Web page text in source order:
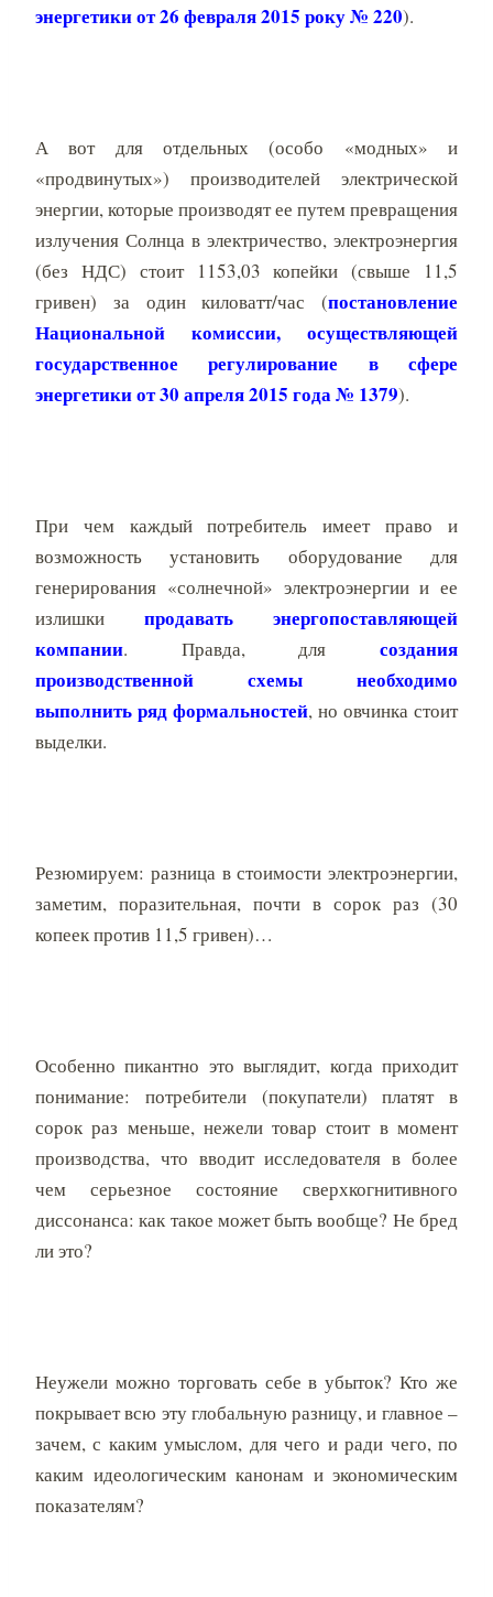
энергетики от 26 февраля 2015 року № 220).
А вот для отдельных (особо «модных» и
«продвинутых») производителей электрической
энергии, которые производят ее путем превращения
излучения Солнца в электричество, электроэнергия
(без НДС) стоит 1153,03 копейки (свыше 11,5
гривен) за один киловатт/час (постановление
Национальной комиссии, осуществляющей
государственное регулирование в сфере
энергетики от 30 апреля 2015 года № 1379).
При чем каждый потребитель имеет право и
возможность установить оборудование для
генерирования «солнечной» электроэнергии и ее
излишки продавать энергопоставляющей
компании. Правда, для создания
производственной схемы необходимо
выполнить ряд формальностей, но овчинка стоит
выделки.
Резюмируем: разница в стоимости электроэнергии,
заметим, поразительная, почти в сорок раз (30
копеек против 11,5 гривен)…
Особенно пикантно это выглядит, когда приходит
понимание: потребители (покупатели) платят в
сорок раз меньше, нежели товар стоит в момент
производства, что вводит исследователя в более
чем серьезное состояние сверхкогнитивного
диссонанса: как такое может быть вообще? Не бред
ли это?
Неужели можно торговать себе в убыток? Кто же
покрывает всю эту глобальную разницу, и главное –
зачем, с каким умыслом, для чего и ради чего, по
каким идеологическим канонам и экономическим
показателям?